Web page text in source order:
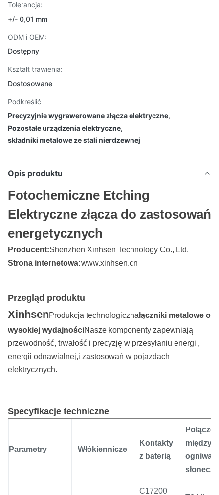
Tolerancja:
+/- 0,01 mm
ODM i OEM:
Dostępny
Kształt trawienia:
Dostosowane
Podkreślić
Precyzyjnie wygrawerowane złącza elektryczne,
Pozostałe urządzenia elektryczne,
składniki metalowe ze stali nierdzewnej
Opis produktu
Fotochemiczne Etching
Elektryczne złącza do zastosowań
energetycznych
Producent:Shenzhen Xinhsen Technology Co., Ltd.
Strona internetowa:www.xinhsen.cn
Przegląd produktu
XinhsenProdukcja technologicznałączniki metalowe o
wysokiej wydajnościNasze komponenty zapewniają
przewodność, trwałość i precyzję w przesyłaniu energii,
energii odnawialnej,i zastosowań w pojazdach
elektrycznych.
Specyfikacje techniczne
Parametry Włókiennicze
Kontakty
z baterią
między
C17200